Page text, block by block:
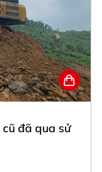
đã qua sử